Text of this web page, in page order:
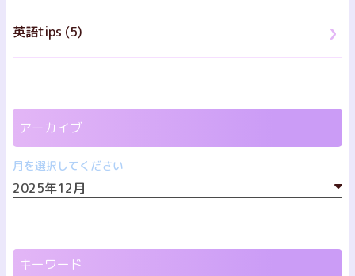
英語tips (5)
アーカイブ
月を選択してください
キーワード